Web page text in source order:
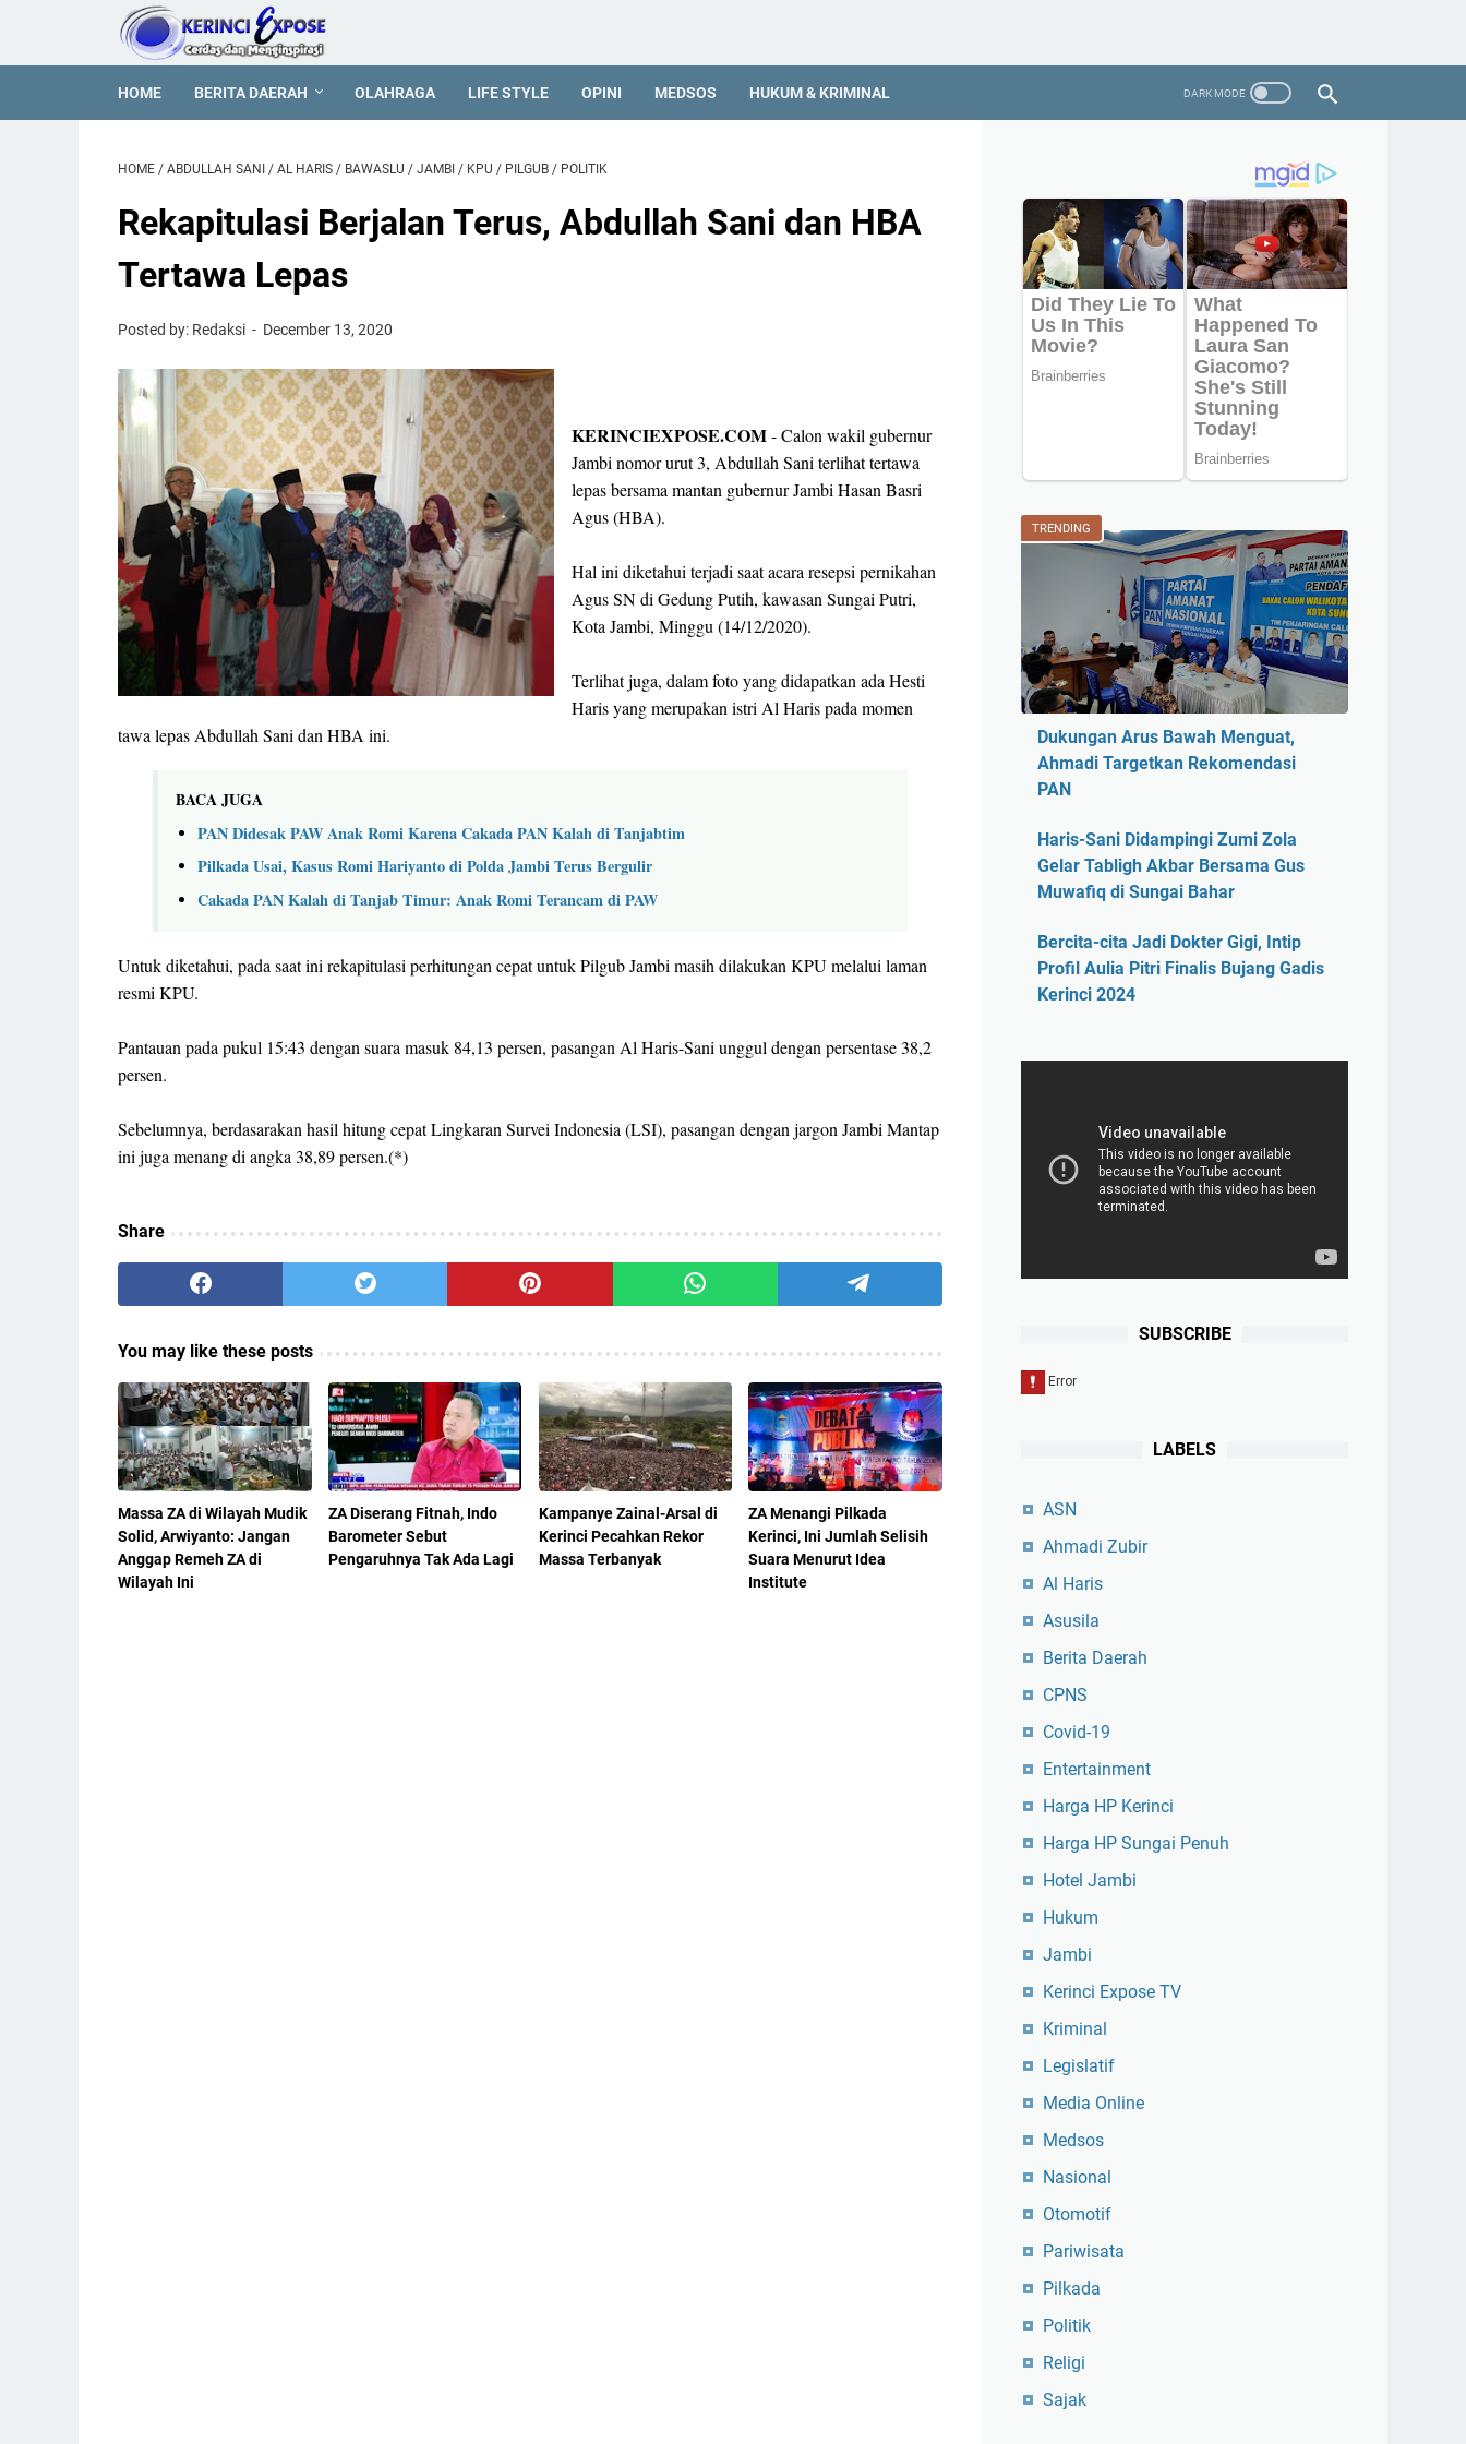
HOME BERITA DAERAH OLAHRAGA LIFE STYLE OPINI MEDSOS HUKUM & KRIMINAL
HOME / ABDULLAH SANI / AL HARIS / BAWASLU / JAMBI / KPU / PILGUB / POLITIK
Rekapitulasi Berjalan Terus, Abdullah Sani dan HBA
Tertawa Lepas
Posted by: Redaksi December 13, 2020
KERINCIEXPOSE.COM- Calon wakil gubernur
Jambi nomor urut 3, Abdullah Sani terlihat tertawa
lepas bersama mantan gubernur Jambi Hasan Basri
Agus (HBA).
Hal ini diketahui terjadi saat acara resepsi pernikahan
Agus SN di Gedung Putih, kawasan Sungai Putri,
Kota Jambi, Minggu (14/12/2020).
Terlihat juga, dalam foto yang didapatkan ada Hesti
Haris yang merupakan istri Al Haris pada momen
tawa lepas Abdullah Sani dan HBA ini.
BACA JUGA
PAN Didesak PAW Anak Romi Karena Cakada PAN Kalah di Tanjabtim
Pilkada Usai, Kasus Romi Hariyanto di Polda Jambi Terus Bergulir
Cakada PAN Kalah di Tanjab Timur: Anak Romi Terancam di PAW
Untuk diketahui, pada saat ini rekapitulasi perhitungan cepat untuk Pilgub Jambi masih dilakukan KPU melalui laman
resmi KPU.
Pantauan pada pukul 15:43 dengan suara masuk 84,13 persen, pasangan Al Haris-Sani unggul dengan persentase 38,2
persen.
Sebelumnya, berdasarakan hasil hitung cepat Lingkaran Survei Indonesia (LSI), pasangan dengan jargon Jambi Mantap
ini juga menang di angka 38,89 persen.(*)
Share
You may like these posts
Massa ZA di Wilayah Mudik
Solid, Arwiyanto: Jangan
Anggap Remeh ZA di
Wilayah Ini
ZA Diserang Fitnah, Indo
Barometer Sebut
Pengaruhnya Tak Ada Lagi
Kampanye Zainal-Arsal di
Kerinci Pecahkan Rekor
Massa Terbanyak
ZA Menangi Pilkada
Kerinci, Ini Jumlah Selisih
Suara Menurut Idea
Institute
TRENDING
Dukungan Arus Bawah Menguat,
Ahmadi Targetkan Rekomendasi
PAN
Haris-Sani Didampingi Zumi Zola
Gelar Tabligh Akbar Bersama Gus
Muwafiq di Sungai Bahar
Bercita-cita Jadi Dokter Gigi, Intip
Profil Aulia Pitri Finalis Bujang Gadis
Kerinci 2024
SUBSCRIBE
LABELS
ASN
Ahmadi Zubir
Al Haris
Asusila
Berita Daerah
CPNS
Covid-19
Entertainment
Harga HP Kerinci
Harga HP Sungai Penuh
Hotel Jambi
Hukum
Jambi
Kerinci Expose TV
Kriminal
Legislatif
Media Online
Medsos
Nasional
Otomotif
Pariwisata
Pilkada
Politik
Religi
Sajak